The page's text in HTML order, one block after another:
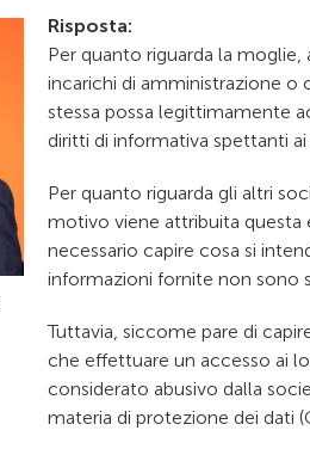
Risposta:
Per quanto riguarda la
incarichi di amministrazione o
stessa possa legittimamente
diritti di informativa spettanti ai
Per quanto riguarda gli altri
motivo viene attribuita questa
necessario capire cosa si
informazioni fornite non sono
Tuttavia, siccome pare di
che effettuare un accesso ai
considerato abusivo dalla
materia di protezione dei dati